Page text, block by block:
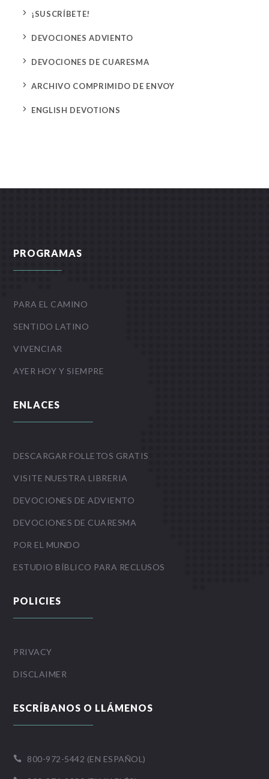
5 ¡SUSCRÍBETE!
5 DEVOCIONES ADVIENTO
5 DEVOCIONES DE CUARESMA
5 ARCHIVO COMPRIMIDO DE ENVOY
5 ENGLISH DEVOTIONS
PROGRAMAS
PARA EL CAMINO
SENTIDO LATINO
VIVENCIAR
AYER HOY Y SIEMPRE
ENLACES
DESCARGAR FOLLETOS GRATIS
VISITE NUESTRA LIBRERIA
DEVOCIONES DE ADVIENTO
DEVOCIONES DE CUARESMA
POR EL MUNDO
ESTUDIO BÍBLICO PARA RECLUSOS
POLICIES
PRIVACY
DISCLAIMER
ESCRÍBANOS O LLÁMENOS
 800-972-5442 (EN ESPAÑOL)